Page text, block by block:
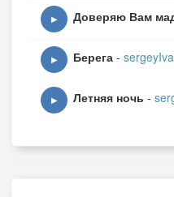
▶ Доверяю Вам
▶ Берега -
▶ Летняя ночь -